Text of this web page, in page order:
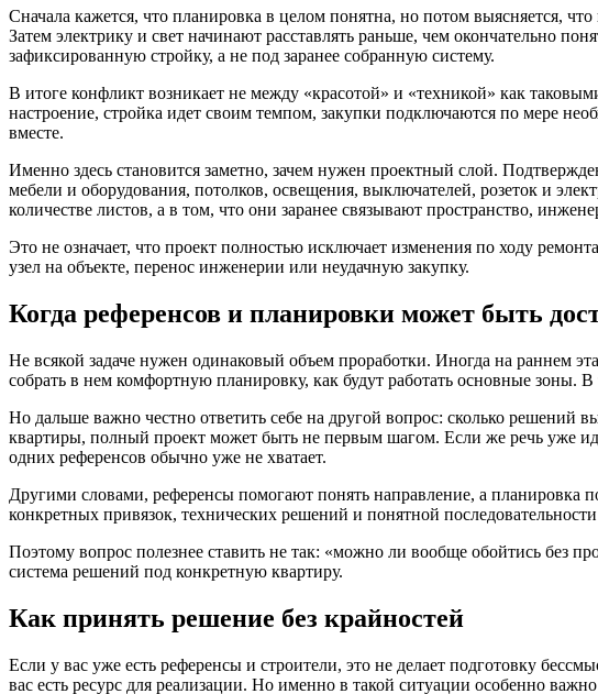
Сначала кажется, что планировка в целом понятна, но потом выясняется,
Затем электрику и свет начинают расставлять раньше, чем окончательно
зафиксированную стройку, а не под заранее собранную систему.
В итоге конфликт возникает не между «красотой» и «техникой» как
настроение, стройка идет своим темпом, закупки подключаются по мере
вместе.
Именно здесь становится заметно, зачем нужен проектный слой.
мебели и оборудования, потолков, освещения, выключателей, розеток и
количестве листов, а в том, что они заранее связывают пространство,
Это не означает, что проект полностью исключает изменения по ходу
узел на объекте, перенос инженерии или неудачную закупку.
Когда референсов и планировки может быть
Не всякой задаче нужен одинаковый объем проработки. Иногда на раннем
собрать в нем комфортную планировку, как будут работать основные зоны.
Но дальше важно честно ответить себе на другой вопрос: сколько решений
квартиры, полный проект может быть не первым шагом. Если же речь уже
одних референсов обычно уже не хватает.
Другими словами, референсы помогают понять направление, а планировка
конкретных привязок, технических решений и понятной
Поэтому вопрос полезнее ставить не так: «можно ли вообще обойтись без
система решений под конкретную квартиру.
Как принять решение без крайностей
Если у вас уже есть референсы и строители, это не делает подготовку
вас есть ресурс для реализации. Но именно в такой ситуации особенно